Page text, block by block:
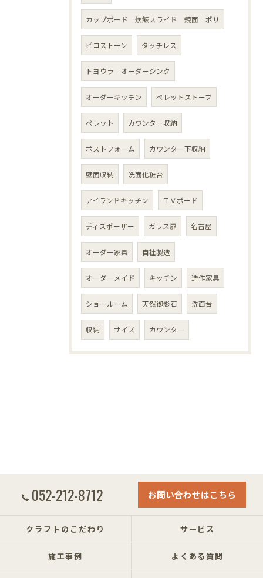
カップボード 炊飯スライド 鏡面 ポリ
ビコストーン タッチレス
トヨウラ オーダーシンク
オーダーキッチン ペレットストーブ
ペレット カウンター収納
ポストフォーム カウンター下収納
壁面収納 洗面化粧台
アイランドキッチン ＴＶボード
ディスポーザー ガラス扉 名古屋
オーダー家具 自社製造
オーダーメイド キッチン 造作家具
ショールーム 天然御影石 洗面台
収納 サイズ カウンター
052-212-8712 お問い合わせはこちら
クラフトのこだわり サービス
施工事例 よくある質問